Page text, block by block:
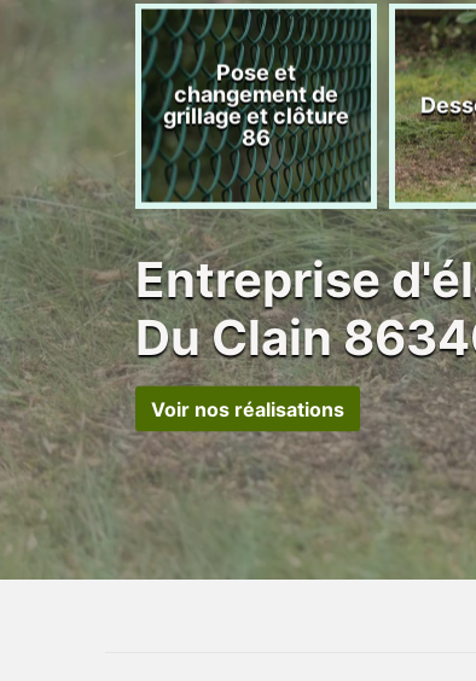
Pose et
changement de
grillage et clôture
86
Entreprise
Du Clain
Voir nos réalisations